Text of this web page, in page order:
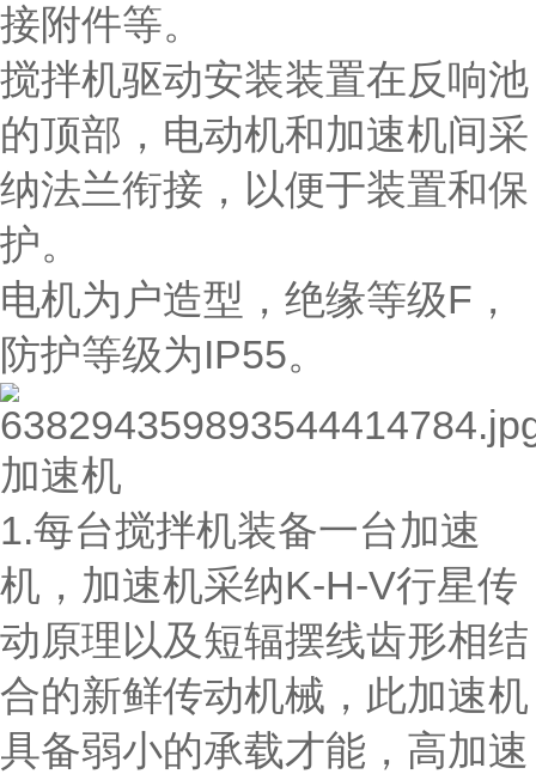
接附件等。
搅拌机驱动安装装置在反响池
的顶部，电动机和加速机间采
纳法兰衔接，以便于装置和保
护。
电机为户造型，绝缘等级F，
防护等级为IP55。
加速机
1.每台搅拌机装备一台加速
机，加速机采纳K-H-V行星传
动原理以及短辐摆线齿形相结
合的新鲜传动机械，此加速机
具备弱小的承载才能，高加速